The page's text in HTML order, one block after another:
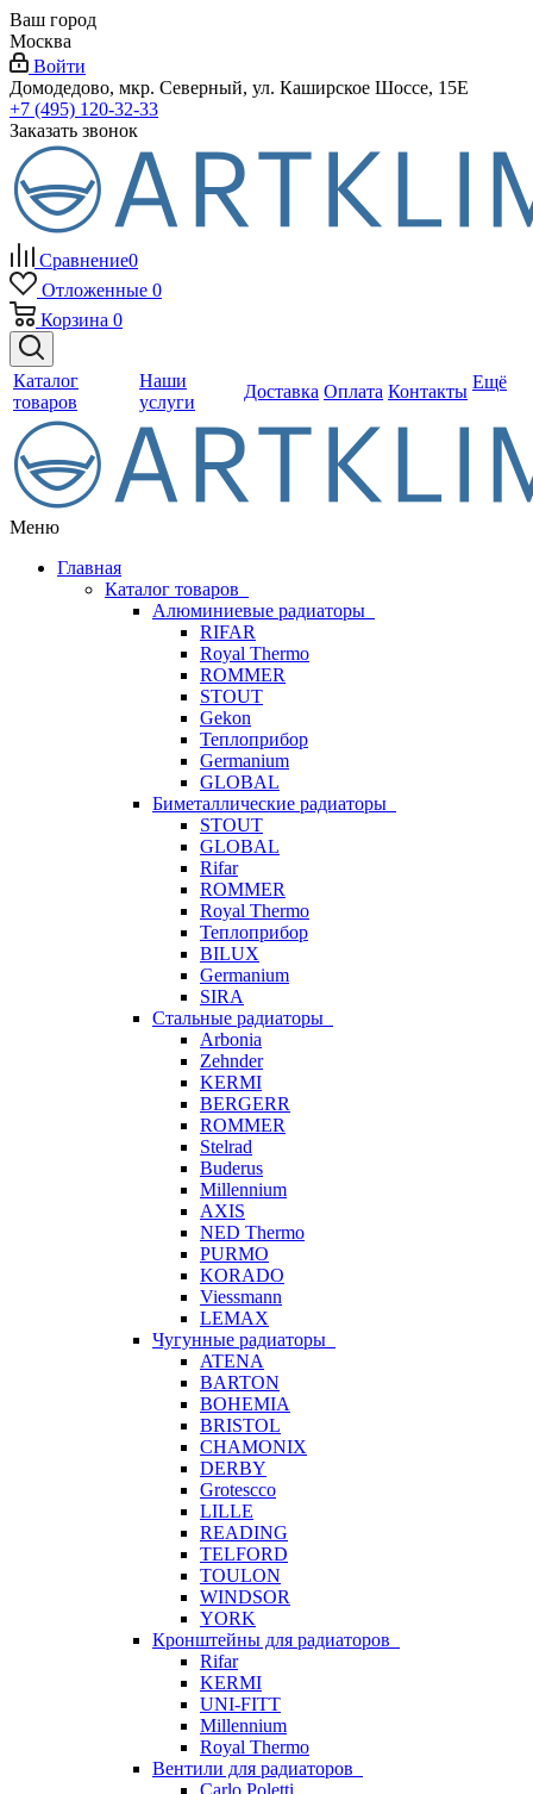
Ваш город
Москва
Войти
Домодедово, мкр. Северный, ул. Каширское Шоссе, 15Е
+7 (495) 120-32-33
Заказать звонок
Сравнение0
Отложенные 0
Корзина 0
Каталог
товаров
Наши
услуги
Доставка Оплата Контакты Ещё
Меню
Главная
Каталог товаров
Алюминиевые радиаторы
RIFAR
Royal Thermo
ROMMER
STOUT
Gekon
Теплоприбор
Germanium
GLOBAL
Биметаллические радиаторы
STOUT
GLOBAL
Rifar
ROMMER
Royal Thermo
Теплоприбор
BILUX
Germanium
SIRA
Стальные радиаторы
Arbonia
Zehnder
KERMI
BERGERR
ROMMER
Stelrad
Buderus
Millennium
AXIS
NED Thermo
PURMO
KORADO
Viessmann
LEMAX
Чугунные радиаторы
ATENA
BARTON
BOHEMIA
BRISTOL
CHAMONIX
DERBY
Grotescco
LILLE
READING
TELFORD
TOULON
WINDSOR
YORK
Кронштейны для радиаторов
Rifar
KERMI
UNI-FITT
Millennium
Royal Thermo
Вентили для радиаторов
Carlo Poletti